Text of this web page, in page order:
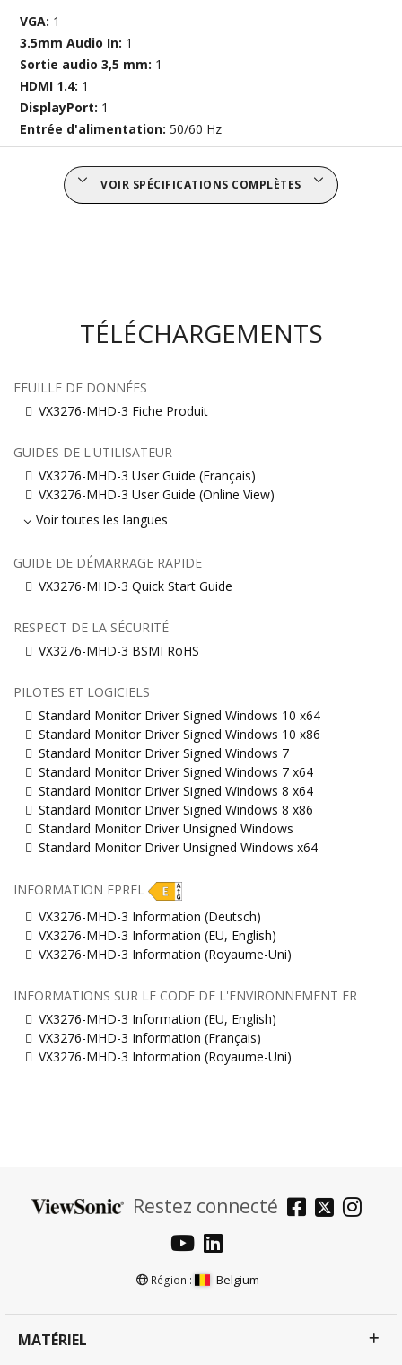
VGA: 1
3.5mm Audio In: 1
Sortie audio 3,5 mm: 1
HDMI 1.4: 1
DisplayPort: 1
Entrée d'alimentation:50/60 Hz
VOIR SPÉCIFICATIONS COMPLÈTES
TÉLÉCHARGEMENTS
FEUILLE DE DONNÉES
VX3276-MHD-3 Fiche Produit
GUIDES DE L'UTILISATEUR
VX3276-MHD-3 User Guide (Français)
VX3276-MHD-3 User Guide (Online View)
Voir toutes les langues
GUIDE DE DÉMARRAGE RAPIDE
VX3276-MHD-3 Quick Start Guide
RESPECT DE LA SÉCURITÉ
VX3276-MHD-3 BSMI RoHS
PILOTES ET LOGICIELS
Standard Monitor Driver Signed Windows 10 x64
Standard Monitor Driver Signed Windows 10 x86
Standard Monitor Driver Signed Windows 7
Standard Monitor Driver Signed Windows 7 x64
Standard Monitor Driver Signed Windows 8 x64
Standard Monitor Driver Signed Windows 8 x86
Standard Monitor Driver Unsigned Windows
Standard Monitor Driver Unsigned Windows x64
INFORMATION EPREL
VX3276-MHD-3 Information (Deutsch)
VX3276-MHD-3 Information (EU, English)
VX3276-MHD-3 Information (Royaume-Uni)
INFORMATIONS SUR LE CODE DE L'ENVIRONNEMENT FR
VX3276-MHD-3 Information (EU, English)
VX3276-MHD-3 Information (Français)
VX3276-MHD-3 Information (Royaume-Uni)
Restez connecté
Région : Belgium
MATÉRIEL